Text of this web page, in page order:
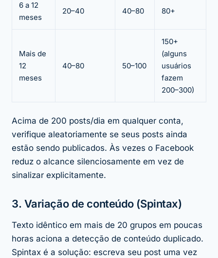
6 a 12
meses
20–40 40–80 80+
Mais de
12
meses
40–80 50–100
150+
(alguns
usuários
fazem
200–300)
Acima de 200 posts/dia em qualquer conta,
verifique aleatoriamente se seus posts ainda
estão sendo publicados. Às vezes o Facebook
reduz o alcance silenciosamente em vez de
sinalizar explicitamente.
3. Variação de conteúdo (Spintax)
Texto idêntico em mais de 20 grupos em poucas
horas aciona a detecção de conteúdo duplicado.
Spintax é a solução: escreva seu post uma vez